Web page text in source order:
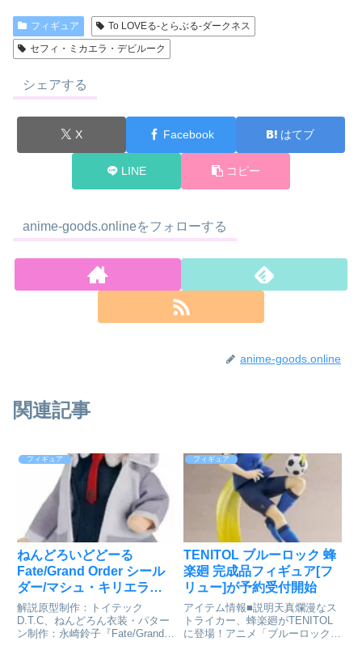
フィギュア
To LOVEる-とらぶる-ダークネス
セフィ・ミカエラ・デビルーク
シェアする
X Facebook はてブ
LINE コピー
anime-goods.onlineをフォローする
anime-goods.online
関連記事
フィギュア
ねんどろいどどーる
Fate/Grand Order シール
ダー/マシュ・キリエライ
ト 私服Ver.[グッドスマイ
ルカンパニー]が予約受付
開始
解説原型制作：トイテック
D.T.C、ねんどろん衣装・パター
ン制作：永崎鈴子『Fate/Grand
フィギュア
TENITOL ブルーロック 蜂
楽廻 完成品フィギュア[フ
リュー]が予約受付開始
アイテム情報■説明天真爛漫なス
トライカー、蜂楽廻がTENITOL
に登場！アニメ「ブルーロック」